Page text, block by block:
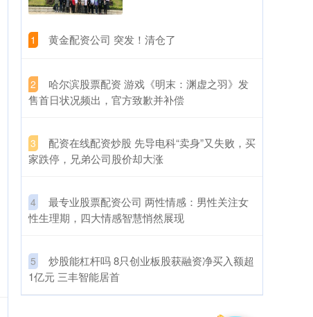
1 ​黄金配资公司 突发！清仓了
2
​哈尔滨股票配资 游戏《明末：渊虚之羽》发
售首日状况频出，官方致歉并补偿
3
​配资在线配资炒股 先导电科“卖身”又失败，买
家跌停，兄弟公司股价却大涨
4
​最专业股票配资公司 两性情感：男性关注女
性生理期，四大情感智慧悄然展现
5
​炒股能杠杆吗 8只创业板股获融资净买入额超
1亿元 三丰智能居首